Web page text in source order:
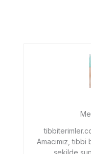
Amacımız,